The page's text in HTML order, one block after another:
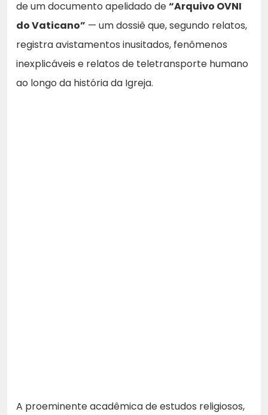
de um documento apelidado de“Arquivo OVNI
do Vaticano” — um dossiê que, segundo relatos,
registra avistamentos inusitados, fenômenos
inexplicáveis e relatos de teletransporte humano
ao longo da história da Igreja.
A proeminente acadêmica de estudos religiosos,